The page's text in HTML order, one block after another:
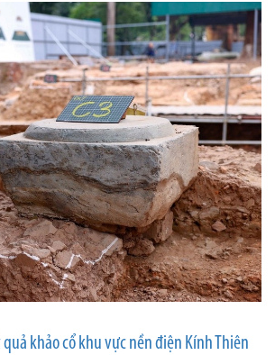
quả khảo cổ khu vực nền điện Kính Thiên